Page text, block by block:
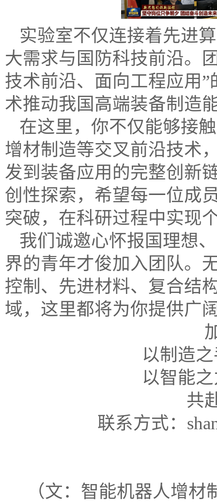
实验室不仅连接着先进
大需求与国防科技前沿。
技术前沿、面向工程应用
术推动我国高端装备制造
在这里，你不仅能够接
增材制造等交叉前沿技术
发到装备应用的完整创新
创性探索，希望每一位成
突破，在科研过程中实现
我们诚邀心怀报国理想
界的青年才俊加入团队。
控制、先进材料、复合结
域，这里都将为你提供广
以制造
以智能
共
联系方式：
（文：智能机器人增